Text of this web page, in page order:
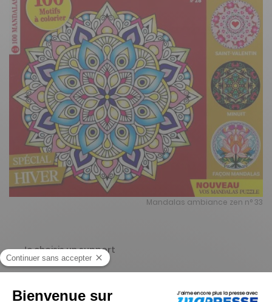
Mandalas ambiance zen n° 33
Je choisis un support